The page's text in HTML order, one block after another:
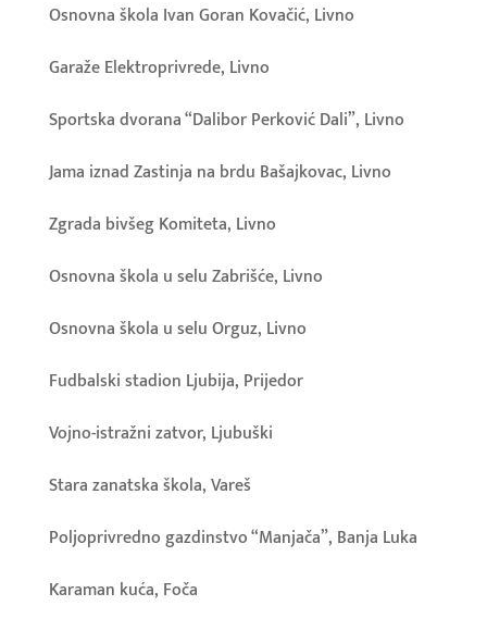
Osnovna škola Ivan Goran Kovačić, Livno
Garaže Elektroprivrede, Livno
Sportska dvorana “Dalibor Perković Dali”, Livno
Jama iznad Zastinja na brdu Bašajkovac, Livno
Zgrada bivšeg Komiteta, Livno
Osnovna škola u selu Zabrišće, Livno
Osnovna škola u selu Orguz, Livno
Fudbalski stadion Ljubija, Prijedor
Vojno-istražni zatvor, Ljubuški
Stara zanatska škola, Vareš
Poljoprivredno gazdinstvo “Manjača”, Banja Luka
Karaman kuća, Foča